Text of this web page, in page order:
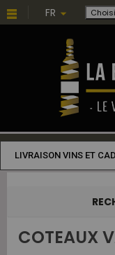
FR
LIVRAISON VINS ET
COTEAUX
Choisissez une valeur...